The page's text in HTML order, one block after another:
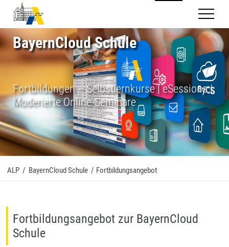
BayernCloud Schule
Fortbildungen– Selbstlernkurse | eSessions |
Moderierte Online-Seminare
ALP / BayernCloud Schule / Fortbildungsangebot
Fortbildungsangebot zur BayernCloud
Schule